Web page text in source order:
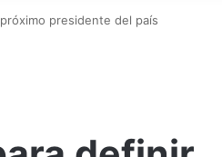
presidente del país